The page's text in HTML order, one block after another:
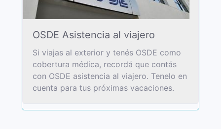
OSDE Asistencia al viajero
Si viajas al exterior y tenés OSDE como
cobertura médica, recordá que contás
con OSDE asistencia al viajero. Tenelo en
cuenta para tus próximas vacaciones.